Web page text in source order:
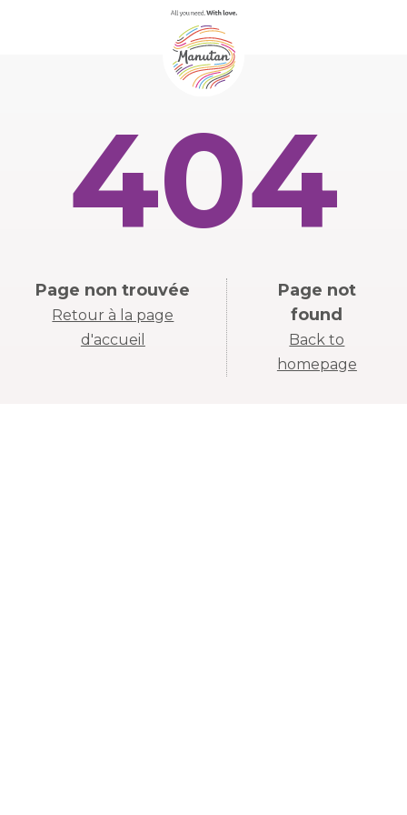
404
Page non trouvée
Retour à la page
d'accueil
Page not
found
Back to
homepage